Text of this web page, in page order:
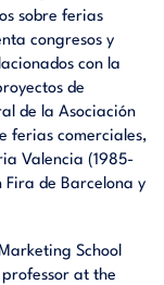
sobre ferias
congresos y
con la
de
de la Asociación
ferias comerciales,
Valencia (1985-
Fira de Barcelona y
School
professor at the